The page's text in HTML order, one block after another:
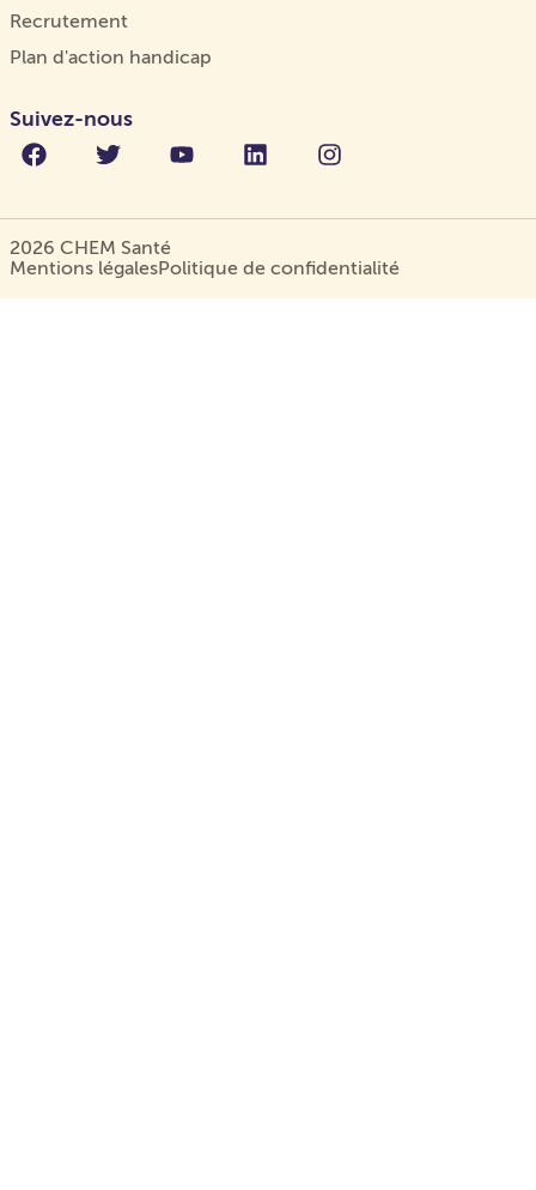
Recrutement
Plan d'action handicap
Suivez-nous
2026 CHEM Santé
Mentions légalesPolitique de confidentialité